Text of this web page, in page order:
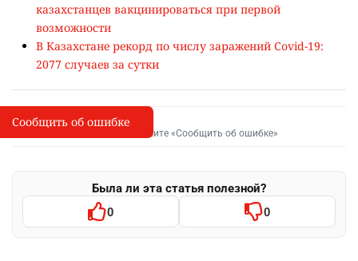
казахстанцев вакцинироваться при первой
возможности
В Казахстане рекорд по числу заражений Covid-19:
2077 случаев за сутки
I
Сообщить об опечатке
Выделите фрагмент и нажмите «Сообщить об ошибке»
Была ли эта статья полезной?
0 0
Сообщить об ошибке